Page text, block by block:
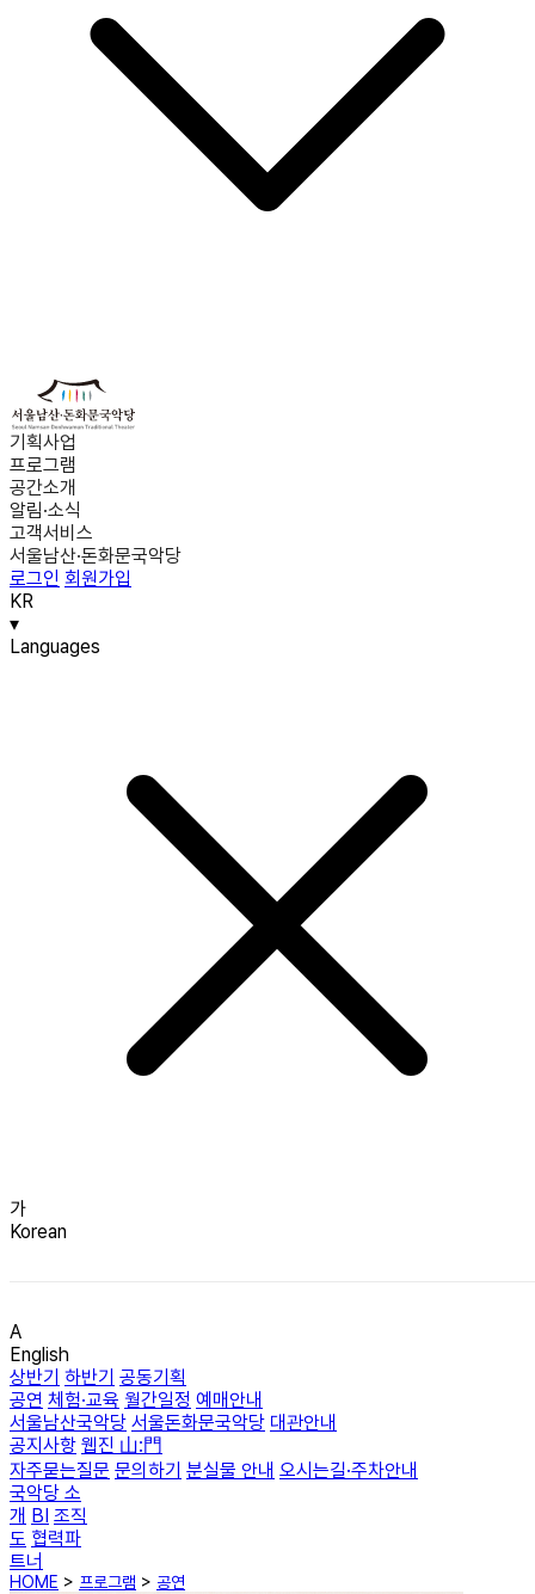
기획사업
프로그램
공간소개
알림·소식
고객서비스
서울남산·돈화문국악당
로그인 회원가입
KR
▾
Languages
가
Korean
A
English
상반기 하반기 공동기획
공연 체험·교육 월간일정 예매안내
서울남산국악당 서울돈화문국악당 대관안내
공지사항 웹진 山:門
자주묻는질문 문의하기 분실물 안내 오시는길·주차안내
국악당 소
개 BI 조직
도 협력파
트너
HOME > 프로그램 > 공연